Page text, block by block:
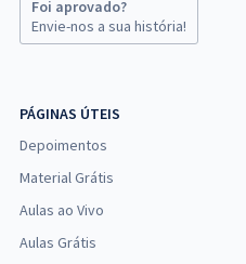
Foi aprovado?
Envie-nos a sua história!
PÁGINAS ÚTEIS
Depoimentos
Material Grátis
Aulas ao Vivo
Aulas Grátis